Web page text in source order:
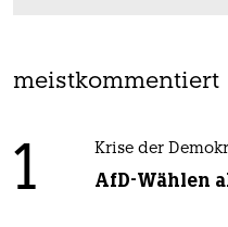
meistkommentiert
1 Krise der
AfD-Wählen